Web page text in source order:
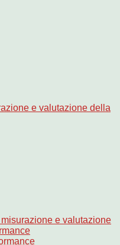
e valutazione della
e valutazione